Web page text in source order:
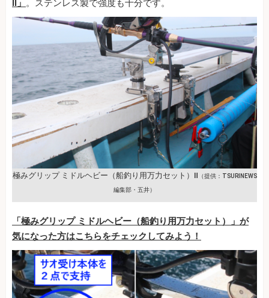
Ⅱ」 。ステンレス製で強度も十分です。
極みグリップ ミドルヘビー（船釣り用万力セット）Ⅱ （提供：TSURINEWS
編集部・五井）
「極みグリップ ミドルヘビー（船釣り用万力セット）」が
気になった方はこちらをチェックしてみよう！